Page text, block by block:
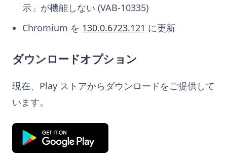
示」が機能しない (VAB-10335)
Chromium を 130.0.6723.121 に更新
ダウンロードオプション
現在、Play ストアからダウンロードをご提供して
います。